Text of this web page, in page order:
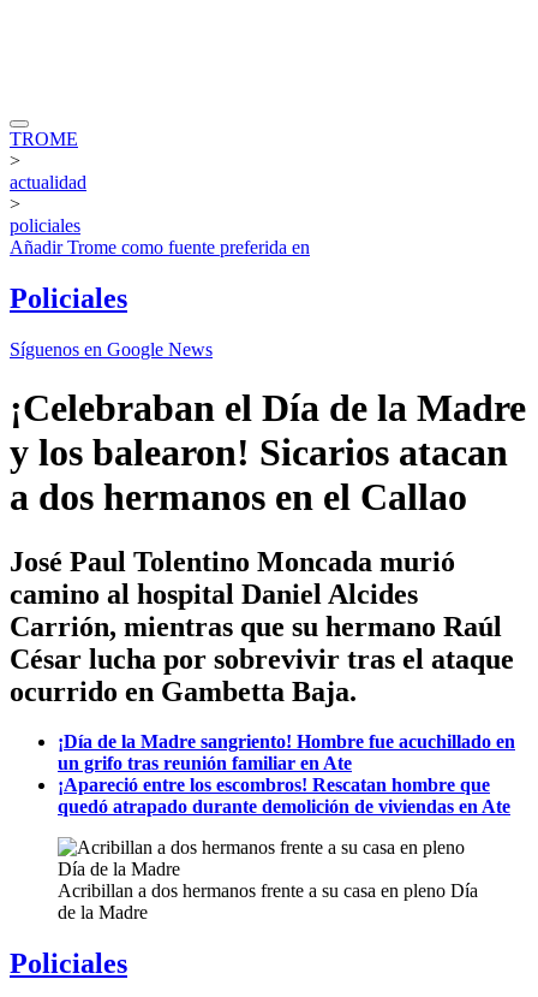
TROME
>
actualidad
>
policiales
AñadirTrome como fuente preferida en
Policiales
Síguenos en Google News
¡Celebraban el Día de la Madre
y los balearon! Sicarios atacan
a dos hermanos en el Callao
José Paul Tolentino Moncada murió
camino al hospital Daniel Alcides
Carrión, mientras que su hermano Raúl
César lucha por sobrevivir tras el ataque
ocurrido en Gambetta Baja.
¡Día de la Madre sangriento! Hombre fue acuchillado en
un grifo tras reunión familiar en Ate
¡Apareció entre los escombros! Rescatan hombre que
quedó atrapado durante demolición de viviendas en Ate
Acribillan a dos hermanos frente a su casa en pleno Día
de la Madre
Policiales